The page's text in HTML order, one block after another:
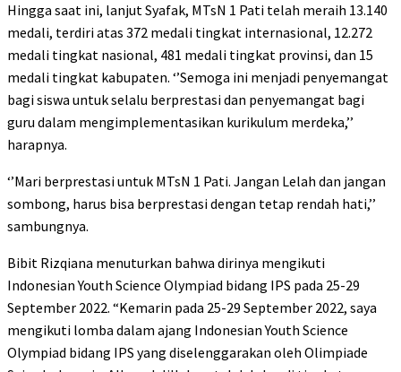
Hingga saat ini, lanjut Syafak, MTsN 1 Pati telah meraih 13.140
medali, terdiri atas 372 medali tingkat internasional, 12.272
medali tingkat nasional, 481 medali tingkat provinsi, dan 15
medali tingkat kabupaten. ‘’Semoga ini menjadi penyemangat
bagi siswa untuk selalu berprestasi dan penyemangat bagi
guru dalam mengimplementasikan kurikulum merdeka,’’
harapnya.
‘’Mari berprestasi untuk MTsN 1 Pati. Jangan Lelah dan jangan
sombong, harus bisa berprestasi dengan tetap rendah hati,’’
sambungnya.
Bibit Rizqiana menuturkan bahwa dirinya mengikuti
Indonesian Youth Science Olympiad bidang IPS pada 25-29
September 2022. “Kemarin pada 25-29 September 2022, saya
mengikuti lomba dalam ajang Indonesian Youth Science
Olympiad bidang IPS yang diselenggarakan oleh Olimpiade